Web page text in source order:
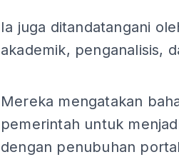
Ia juga ditandatangani
akademik, penganalisis,
Mereka mengatakan
pemerintah untuk
dengan penubuhan